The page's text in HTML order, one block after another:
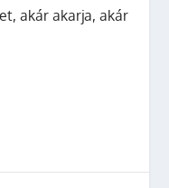
akár akarja, akár